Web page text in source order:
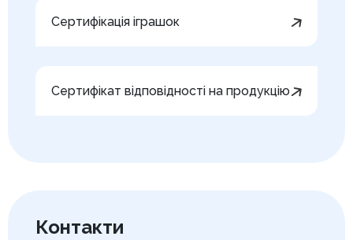
Сертифікація іграшок
Сертифікат відповідності на продукцію
Контакти